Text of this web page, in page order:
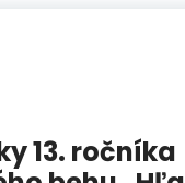
13. ročníka